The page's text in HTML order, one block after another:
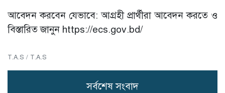
আবেদন করবেন যেভাবে: আগ্রহী প্রার্থীরা আবেদন করতে ও
বিস্তারিত জানুন https://ecs.gov.bd/
T.A.S / T.A.S
সর্বশেষ সংবাদ